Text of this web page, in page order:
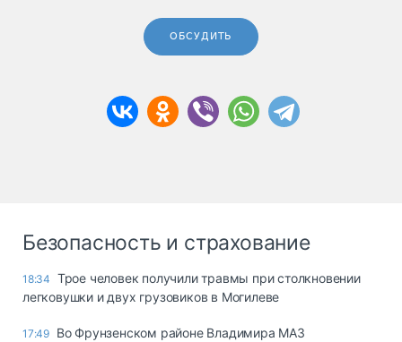
ОБСУДИТЬ
Безопасность и страхование
18:34 Трое человек получили травмы при столкновении
легковушки и двух грузовиков в Могилеве
17:49 Во Фрунзенском районе Владимира МАЗ